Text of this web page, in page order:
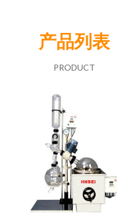
产品列表
PRODUCT